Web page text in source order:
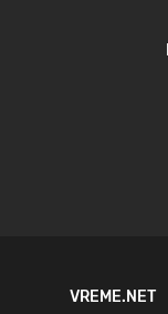
VREME.NET